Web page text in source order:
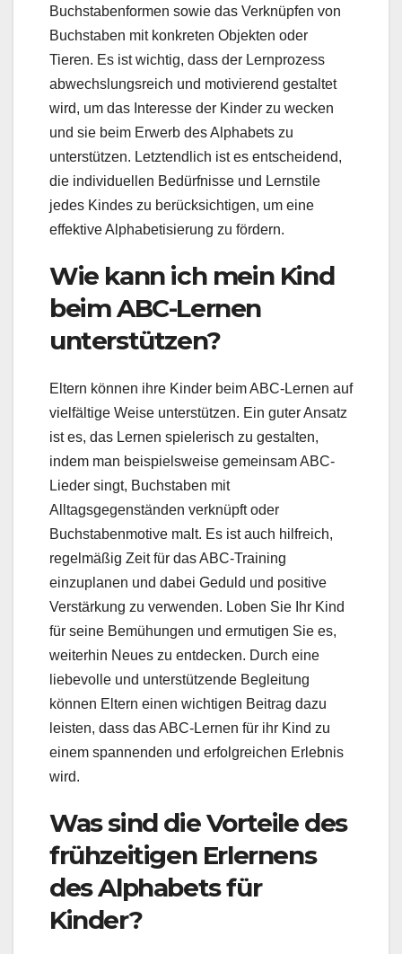
Buchstabenformen sowie das Verknüpfen von
Buchstaben mit konkreten Objekten oder
Tieren. Es ist wichtig, dass der Lernprozess
abwechslungsreich und motivierend gestaltet
wird, um das Interesse der Kinder zu wecken
und sie beim Erwerb des Alphabets zu
unterstützen. Letztendlich ist es entscheidend,
die individuellen Bedürfnisse und Lernstile
jedes Kindes zu berücksichtigen, um eine
effektive Alphabetisierung zu fördern.
Wie kann ich mein Kind
beim ABC-Lernen
unterstützen?
Eltern können ihre Kinder beim ABC-Lernen auf
vielfältige Weise unterstützen. Ein guter Ansatz
ist es, das Lernen spielerisch zu gestalten,
indem man beispielsweise gemeinsam ABC-
Lieder singt, Buchstaben mit
Alltagsgegenständen verknüpft oder
Buchstabenmotive malt. Es ist auch hilfreich,
regelmäßig Zeit für das ABC-Training
einzuplanen und dabei Geduld und positive
Verstärkung zu verwenden. Loben Sie Ihr Kind
für seine Bemühungen und ermutigen Sie es,
weiterhin Neues zu entdecken. Durch eine
liebevolle und unterstützende Begleitung
können Eltern einen wichtigen Beitrag dazu
leisten, dass das ABC-Lernen für ihr Kind zu
einem spannenden und erfolgreichen Erlebnis
wird.
Was sind die Vorteile des
frühzeitigen Erlernens
des Alphabets für
Kinder?